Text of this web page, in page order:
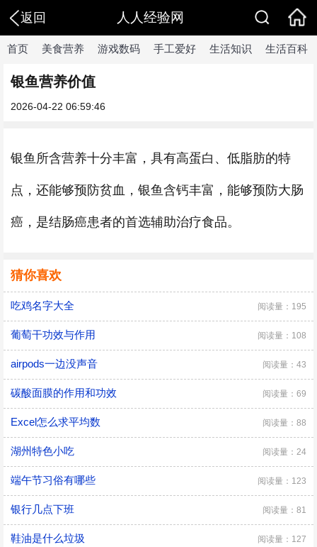
返回 人人经验网
首页 美食营养 游戏数码 手工爱好 生活知识 生活百科
银鱼营养价值
2026-04-22 06:59:46
银鱼所含营养十分丰富，具有高蛋白、低脂肪的特
点，还能够预防贫血，银鱼含钙丰富，能够预防大肠
癌，是结肠癌患者的首选辅助治疗食品。
猜你喜欢
吃鸡名字大全 阅读量：195
葡萄干功效与作用 阅读量：108
airpods一边没声音 阅读量：43
碳酸面膜的作用和功效 阅读量：69
Excel怎么求平均数 阅读量：88
湖州特色小吃 阅读量：24
端午节习俗有哪些 阅读量：123
银行几点下班 阅读量：81
鞋油是什么垃圾 阅读量：127